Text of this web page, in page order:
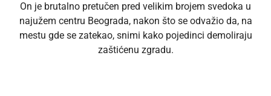
On je brutalno pretučen pred velikim brojem svedoka u
najužem centru Beograda, nakon što se odvažio da, na
mestu gde se zatekao, snimi kako pojedinci demoliraju
zaštićenu zgradu.